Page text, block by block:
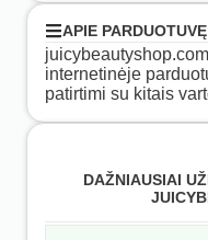
APIE PARDUOTUVĘ
internetinėje
patirtimi su kitais
DAŽNIAUSIAI